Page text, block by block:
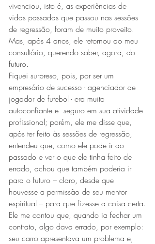
vivenciou, isto é, as experiências de
vidas passadas que passou nas sessões
de regressão, foram de muito proveito.
Mas, após 4 anos, ele retornou ao meu
consultório, querendo saber, agora, do
futuro.
Fiquei surpreso, pois, por ser um
empresário de sucesso - agenciador de
jogador de futebol - era muito
autoconfiante e  seguro em sua atividade
profissional; porém, ele me disse que,
após ter feito às sessões de regressão,
entendeu que, como ele pode ir ao
passado e ver o que ele tinha feito de
errado, achou que também poderia ir
para o futuro – claro, desde que
houvesse a permissão de seu mentor
espiritual – para que fizesse a coisa certa.
Ele me contou que, quando ia fechar um
contrato, algo dava errado, por exemplo:
seu carro apresentava um problema e,